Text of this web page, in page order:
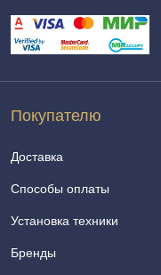
Покупателю
Доставка
Способы оплаты
Установка техники
Бренды